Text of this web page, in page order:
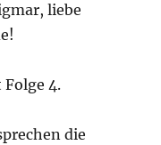
liebe
4.
die